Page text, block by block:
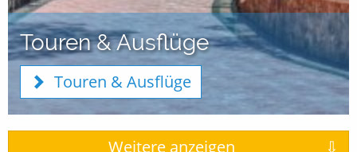
Touren & Ausflüge
Touren & Ausflüge